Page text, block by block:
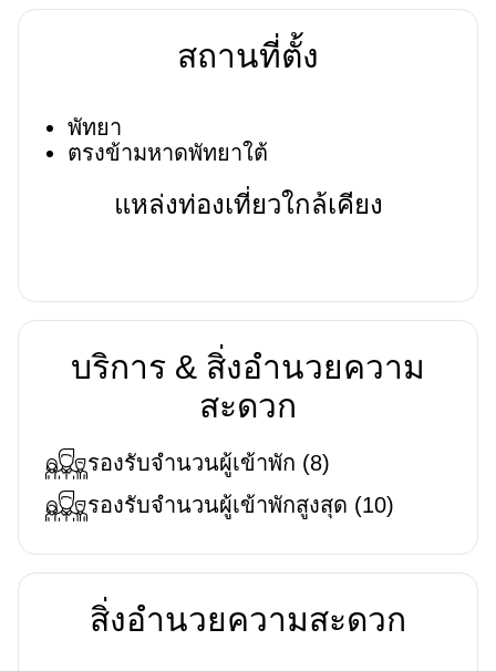
สถานที่ตั้ง
พัทยา
ตรงข้ามหาดพัทยาใต้
แหล่งท่องเที่ยวใกล้เคียง
บริการ & สิ่งอำนวยความ
สะดวก
รองรับจำนวนผู้เข้าพัก (8)
รองรับจำนวนผู้เข้าพักสูงสุด (10)
สิ่งอำนวยความสะดวก